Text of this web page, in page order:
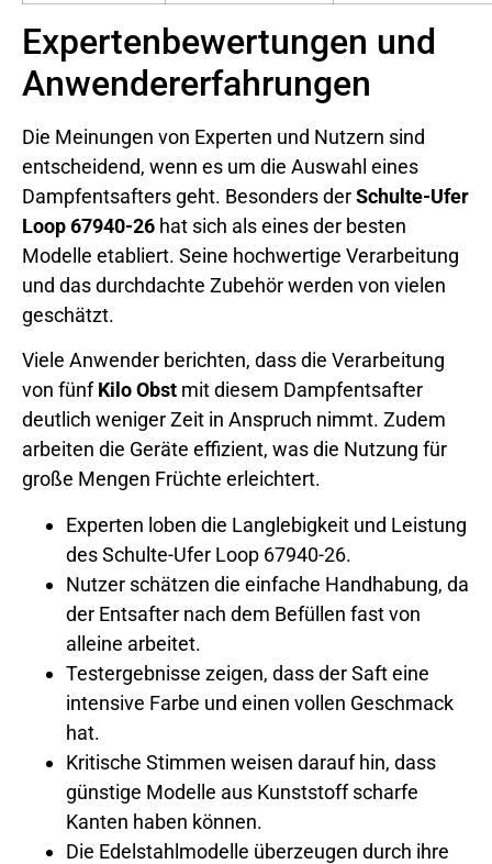
Expertenbewertungen und
Anwendererfahrungen
Die Meinungen von Experten und Nutzern sind
entscheidend, wenn es um die Auswahl eines
Dampfentsafters geht. Besonders derSchulte-Ufer
Loop 67940-26 hat sich als eines der besten
Modelle etabliert. Seine hochwertige Verarbeitung
und das durchdachte Zubehör werden von vielen
geschätzt.
Viele Anwender berichten, dass die Verarbeitung
von fünfKilo Obst mit diesem Dampfentsafter
deutlich weniger Zeit in Anspruch nimmt. Zudem
arbeiten die Geräte effizient, was die Nutzung für
große Mengen Früchte erleichtert.
Experten loben die Langlebigkeit und Leistung
des Schulte-Ufer Loop 67940-26.
Nutzer schätzen die einfache Handhabung, da
der Entsafter nach dem Befüllen fast von
alleine arbeitet.
Testergebnisse zeigen, dass der Saft eine
intensive Farbe und einen vollen Geschmack
hat.
Kritische Stimmen weisen darauf hin, dass
günstige Modelle aus Kunststoff scharfe
Kanten haben können.
Die Edelstahlmodelle überzeugen durch ihre